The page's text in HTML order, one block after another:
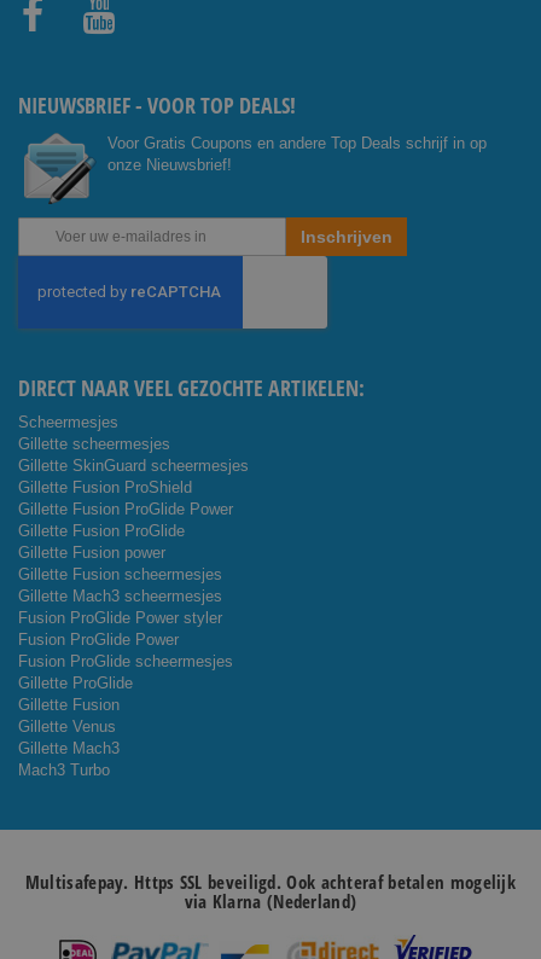
NIEUWSBRIEF - VOOR TOP DEALS!
Voor Gratis Coupons en andere Top Deals schrijf in op
onze Nieuwsbrief!
Abonneer
onze
Inschrijven
DIRECT NAAR VEEL GEZOCHTE ARTIKELEN:
Scheermesjes
Gillette scheermesjes
Gillette SkinGuard scheermesjes
Gillette Fusion ProShield
Gillette Fusion ProGlide Power
Gillette Fusion ProGlide
Gillette Fusion power
Gillette Fusion scheermesjes
Gillette Mach3 scheermesjes
Fusion ProGlide Power styler
Fusion ProGlide Power
Fusion ProGlide scheermesjes
Gillette ProGlide
Gillette Fusion
Gillette Venus
Gillette Mach3
Mach3 Turbo
Multisafepay. Https SSL beveiligd. Ook achteraf betalen mogelijk
via Klarna (Nederland)